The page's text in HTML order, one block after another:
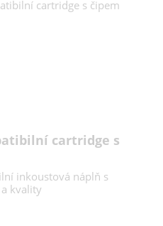
cartridge s
inkoustová náplň s
kvality